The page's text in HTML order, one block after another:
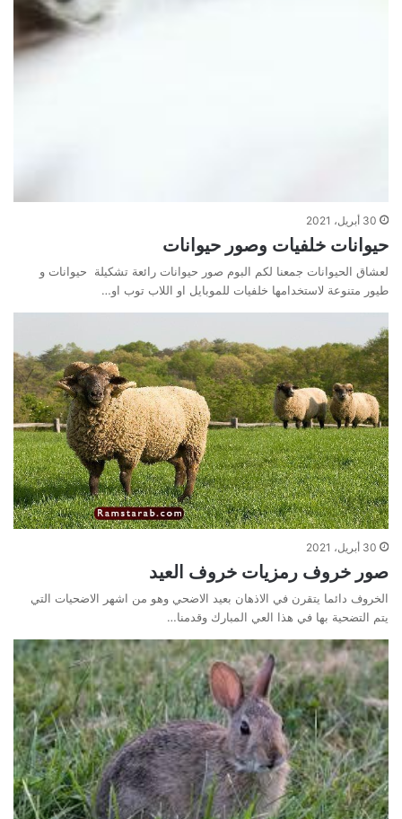
30 أبريل، 2021
حيوانات خلفيات وصور حيوانات
لعشاق الحيوانات جمعنا لكم البوم صور حيوانات رائعة تشكيلة حيوانات و
طيور متنوعة لاستخدامها خلفيات للموبايل او اللاب توب او…
30 أبريل، 2021
صور خروف رمزيات خروف العيد
الخروف دائما يتقرن في الاذهان بعيد الاضحي وهو من اشهر الاضحيات التي
يتم التضحية بها في هذا العي المبارك وقدمنا…